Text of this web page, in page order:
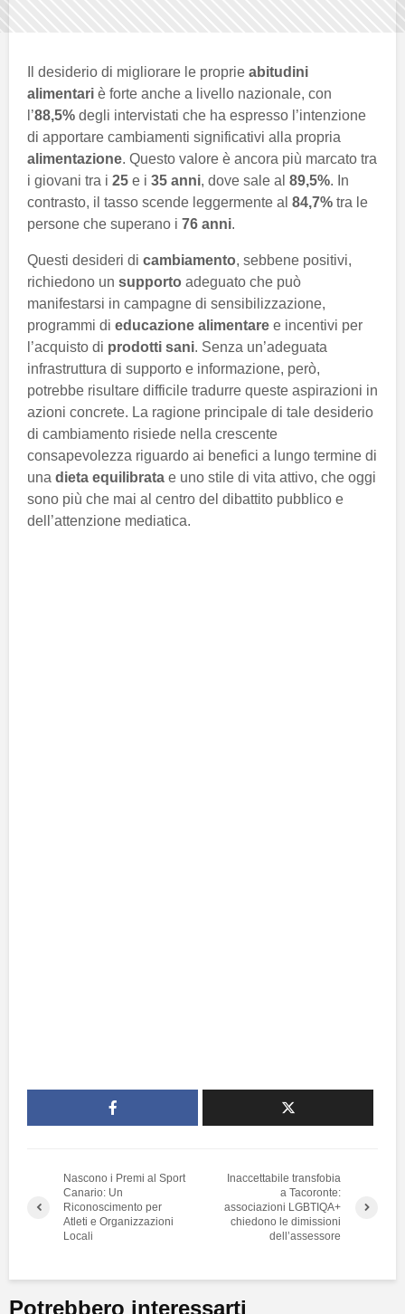
Il desiderio di migliorare le proprie abitudini
alimentari è forte anche a livello nazionale, con
l’88,5% degli intervistati che ha espresso l’intenzione
di apportare cambiamenti significativi alla propria
alimentazione. Questo valore è ancora più marcato tra
i giovani tra i 25 e i 35 anni, dove sale al 89,5%. In
contrasto, il tasso scende leggermente al 84,7% tra le
persone che superano i 76 anni.
Questi desideri di cambiamento, sebbene positivi,
richiedono un supporto adeguato che può
manifestarsi in campagne di sensibilizzazione,
programmi di educazione alimentare e incentivi per
l’acquisto di prodotti sani. Senza un’adeguata
infrastruttura di supporto e informazione, però,
potrebbe risultare difficile tradurre queste aspirazioni in
azioni concrete. La ragione principale di tale desiderio
di cambiamento risiede nella crescente
consapevolezza riguardo ai benefici a lungo termine di
una dieta equilibrata e uno stile di vita attivo, che oggi
sono più che mai al centro del dibattito pubblico e
dell’attenzione mediatica.
Nascono i Premi al Sport
Canario: Un
Riconoscimento per
Atleti e Organizzazioni
Locali
Inaccettabile transfobia
a Tacoronte:
associazioni LGBTIQA+
chiedono le dimissioni
dell’assessore
Potrebbero interessarti